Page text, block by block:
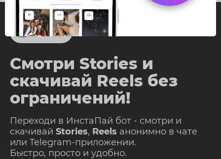
InstaPie
Смотри Stories и
скачивай Reels без
ограничений!
Переходи в ИнстаПай бот - смотри и
скачивай Stories, Reels анонимно в чате
или Telegram-приложении.
Быстро, просто и удобно.